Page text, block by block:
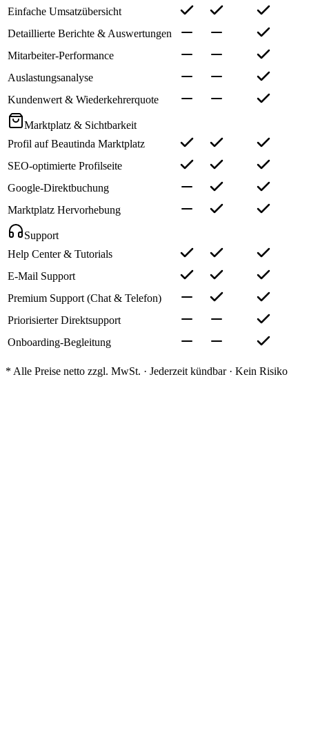
Einfache Umsatzübersicht
Detaillierte Berichte & Auswertungen
Mitarbeiter-Performance
Auslastungsanalyse
Kundenwert & Wiederkehrerquote
Marktplatz & Sichtbarkeit
Profil auf Beautinda Marktplatz
SEO-optimierte Profilseite
Google-Direktbuchung
Marktplatz Hervorhebung
Support
Help Center & Tutorials
E-Mail Support
Premium Support (Chat & Telefon)
Priorisierter Direktsupport
Onboarding-Begleitung
* Alle Preise netto zzgl. MwSt. · Jederzeit kündbar · Kein Risiko